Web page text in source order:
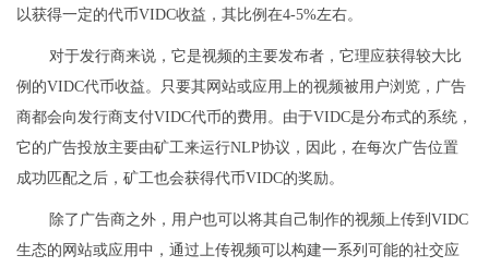
以获得一定的代币VIDC收益，其比例在4-5%左右。
对于发行商来说，它是视频的主要发布者，它理应获得较大比
例的VIDC代币收益。只要其网站或应用上的视频被用户浏览，广告
商都会向发行商支付VIDC代币的费用。由于VIDC是分布式的系统，
它的广告投放主要由矿工来运行NLP协议，因此，在每次广告位置
成功匹配之后，矿工也会获得代币VIDC的奖励。
除了广告商之外，用户也可以将其自己制作的视频上传到VIDC
生态的网站或应用中，通过上传视频可以构建一系列可能的社交应